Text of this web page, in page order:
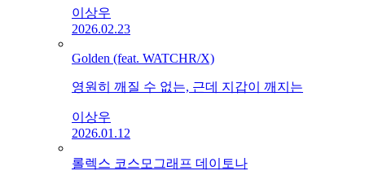
이상우
2026.02.23
Golden (feat. WATCHR/X)
영원히 깨질 수 없는, 근데 지갑이 깨지는
이상우
2026.01.12
롤렉스 코스모그래프 데이토나